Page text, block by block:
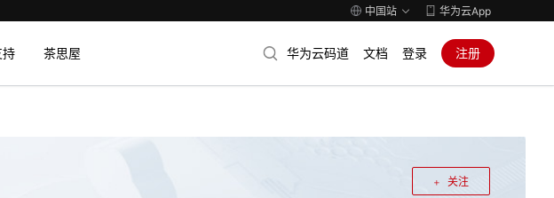
中国站 华为云App
持 茶思屋 华为云码道 文档 登录 注册
关注